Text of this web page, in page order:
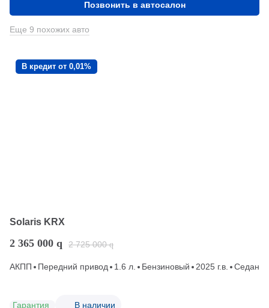
Позвонить в автосалон
Еще 9 похожих авто
В кредит от 0,01%
Solaris KRX
2 365 000 q 2 725 000 q
АКПП Передний привод 1.6 л. Бензиновый 2025 г.в. Седан
Гарантия В наличии